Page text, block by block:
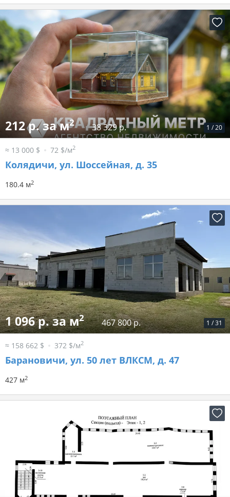
1 /20
212 р. за м2 38 329 р.
≈ 13 000 $ 72 $/м2
Колядичи, ул. Шоссейная, д. 35
180.4 м2
1 /31
1 096 р. за м2 467 800 р.
≈ 158 662 $ 372 $/м2
Барановичи, ул. 50 лет ВЛКСМ, д. 47
427 м2